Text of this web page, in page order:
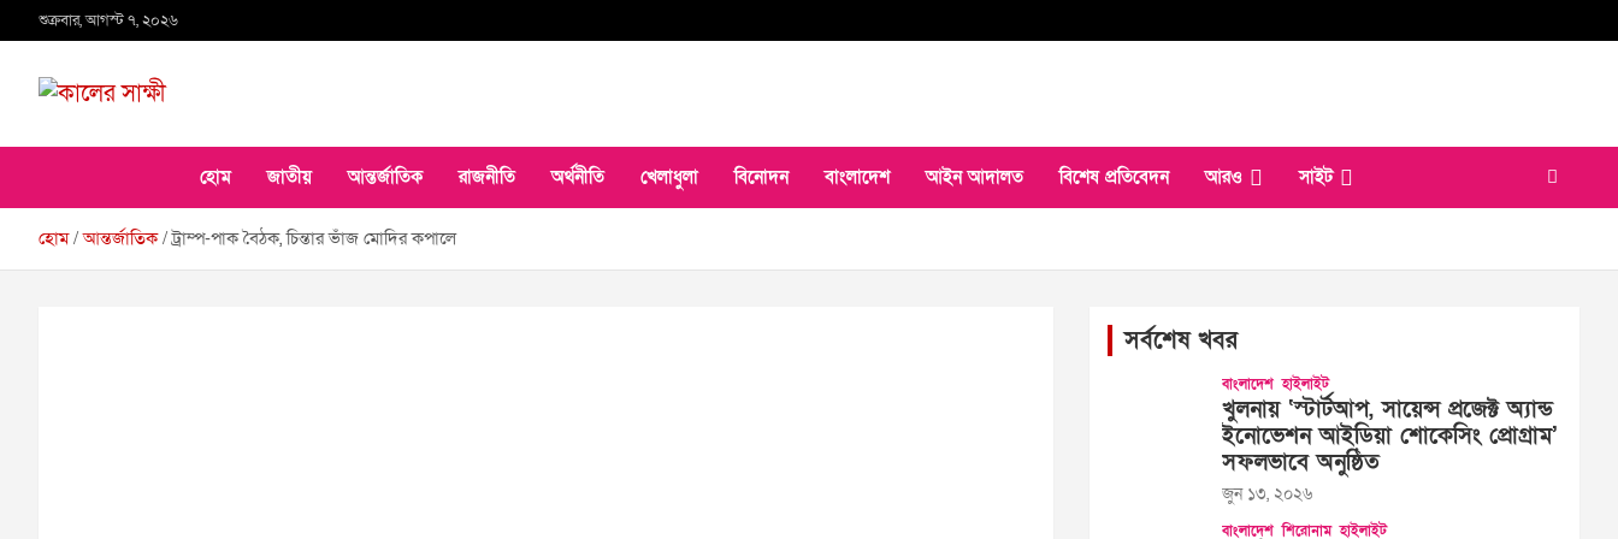
to
শুক্রবার, আগস্ট ৭, ২০২৬
কালের সাক্ষী
হোম জাতীয় আন্তর্জাতিক রাজনীতি অর্থনীতি খেলাধুলা বিনোদন বাংলাদেশ আইন আদালত বিশেষ প্রতিবেদন আরও সাইট
হোম আন্তর্জাতিক ট্রাম্প-পাক বৈঠক, চিন্তার ভাঁজ মোদির কপালে
সর্বশেষ খবর
বাংলাদেশ হাইলাইট
খুলনায় ‘স্টার্টআপ, সায়েন্স প্রজেক্ট অ্যান্ড
ইনোভেশন আইডিয়া শোকেসিং প্রোগ্রাম’
সফলভাবে অনুষ্ঠিত
জুন ১৩, ২০২৬
বাংলাদেশ শিরোনাম হাইলাইট